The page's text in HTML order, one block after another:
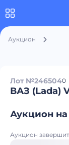
Аукцион
Лот №2465040
ВАЗ (Lada)
Аукцион
Аукцион